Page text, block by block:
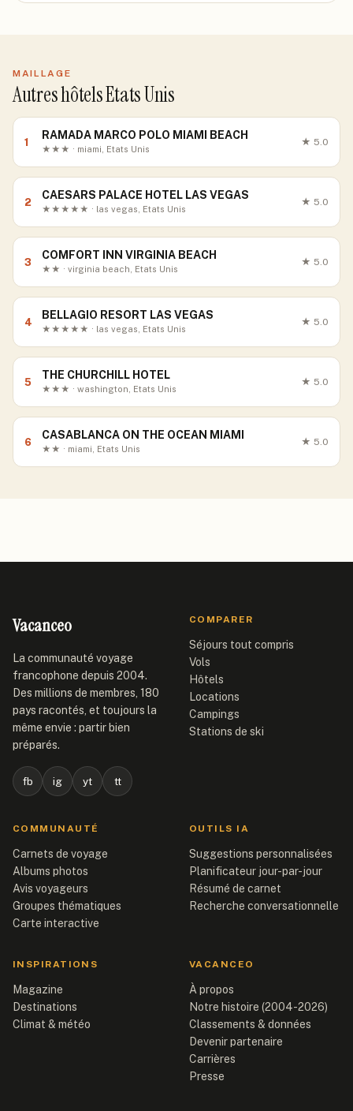
MAILLAGE
Autres hôtels Etats Unis
1
RAMADA MARCO POLO MIAMI BEACH
★★★ · miami, Etats Unis
★ 5.0
2
CAESARS PALACE HOTEL LAS VEGAS
★★★★★ · las vegas, Etats Unis
★ 5.0
3
COMFORT INN VIRGINIA BEACH
★★ · virginia beach, Etats Unis
★ 5.0
4
BELLAGIO RESORT LAS VEGAS
★★★★★ · las vegas, Etats Unis
★ 5.0
5
THE CHURCHILL HOTEL
★★★ · washington, Etats Unis
★ 5.0
6
CASABLANCA ON THE OCEAN MIAMI
★★ · miami, Etats Unis
★ 5.0
Vacanceo
La communauté voyage
francophone depuis 2004.
Des millions de membres, 180
pays racontés, et toujours la
même envie : partir bien
préparés.
fb ig yt tt
COMPARER
Séjours tout compris
Vols
Hôtels
Locations
Campings
Stations de ski
COMMUNAUTÉ
Carnets de voyage
Albums photos
Avis voyageurs
Groupes thématiques
Carte interactive
OUTILS IA
Suggestions personnalisées
Planificateur jour-par-jour
Résumé de carnet
Recherche conversationnelle
INSPIRATIONS
Magazine
Destinations
Climat & météo
VACANCEO
À propos
Notre histoire (2004-2026)
Classements & données
Devenir partenaire
Carrières
Presse